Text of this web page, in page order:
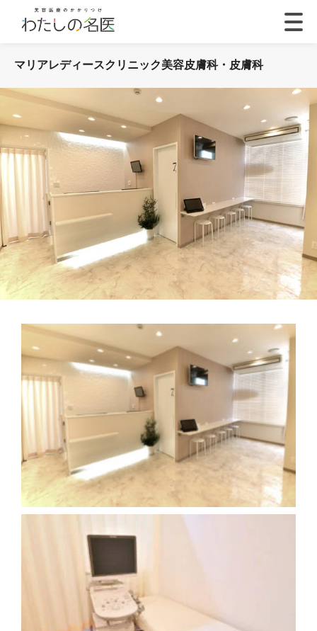
マリアレディースクリニック美容皮膚科・皮膚科